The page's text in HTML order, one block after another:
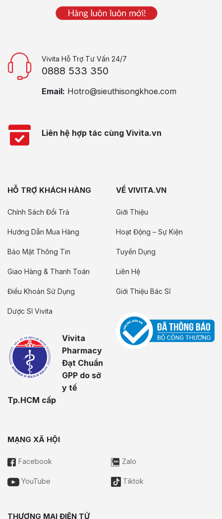
Vivita Hỗ Trợ Tư Vấn 24/7
0888 533 350
Email: Hotro@sieuthisongkhoe.com
Liên hệ hợp tác cùng Vivita.vn
HỖ TRỢ KHÁCH HÀNG
Chính Sách Đổi Trả
Hướng Dẫn Mua Hàng
Bảo Mật Thông Tin
Giao Hàng & Thanh Toán
Điều Khoản Sử Dụng
Dược Sĩ Vivita
Vivita
Pharmacy
Đạt Chuẩn
GPP do sở
y tế
Tp.HCM cấp
VỀ VIVITA.VN
Giới Thiệu
Hoạt Động – Sự Kiện
Tuyển Dụng
Liên Hệ
Giới Thiệu Bác Sĩ
MẠNG XÃ HỘI
Facebook Zalo
YouTube Tiktok
THƯƠNG MẠI ĐIỆN TỬ